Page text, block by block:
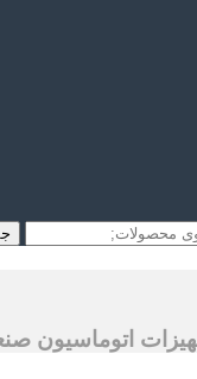
اتوماسیون